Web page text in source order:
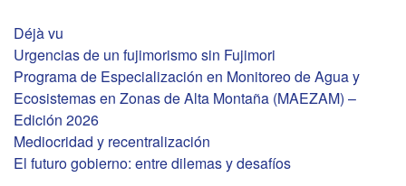
Déjà vu
Urgencias de un fujimorismo sin Fujimori
Programa de Especialización en Monitoreo de Agua y
Ecosistemas en Zonas de Alta Montaña (MAEZAM) –
Edición 2026
Mediocridad y recentralización
El futuro gobierno: entre dilemas y desafíos